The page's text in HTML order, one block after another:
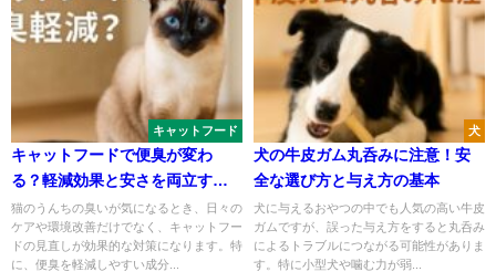
キャットフード
キャットフードで便臭が変わ
る？軽減効果と安さを両立する
方法
猫のうんちの臭いが気になるとき、日々の
ケアや環境改善だけでなく、キャットフー
ドの見直しが効果的な対策になります。特
に、便臭を軽減しやすい成分...
犬
犬の牛皮ガム丸呑みに注意！安
全な選び方と与え方の基本
犬に与えるおやつの中でも人気の高い牛皮
ガムですが、誤った与え方をすると丸呑み
によるトラブルにつながる可能性がありま
す。特に小型犬や噛む力が弱...